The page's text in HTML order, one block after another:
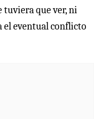
tuviera que ver, ni
el eventual conflicto